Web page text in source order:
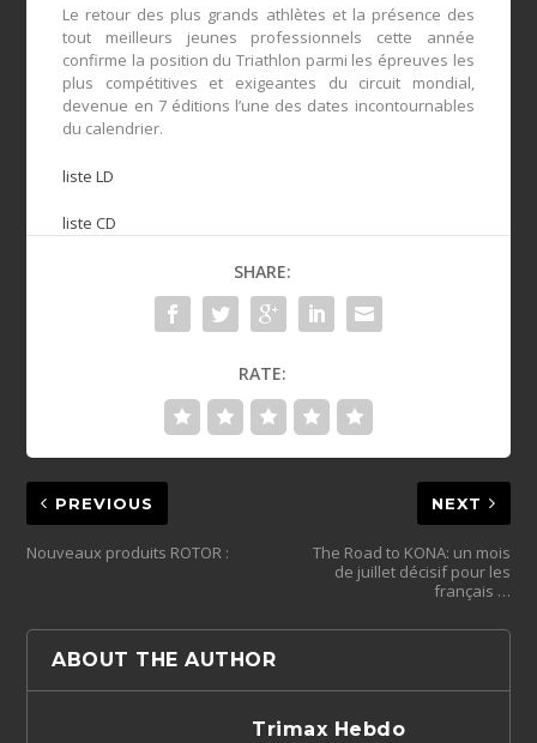
Le retour des plus grands athlètes et la présence des
tout meilleurs jeunes professionnels cette année
confirme la position du Triathlon parmi les épreuves les
plus compétitives et exigeantes du circuit mondial,
devenue en 7 éditions l’une des dates incontournables
du calendrier.
liste LD
liste CD
SHARE:
RATE:
PREVIOUS
Nouveaux produits ROTOR :
NEXT
The Road to KONA: un mois
de juillet décisif pour les
français …
ABOUT THE AUTHOR
Trimax Hebdo